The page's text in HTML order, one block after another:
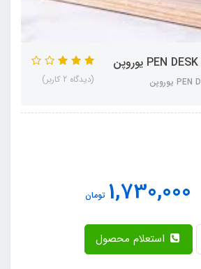
(دیدگاه 2 کاربر)
1,730,000 تومان